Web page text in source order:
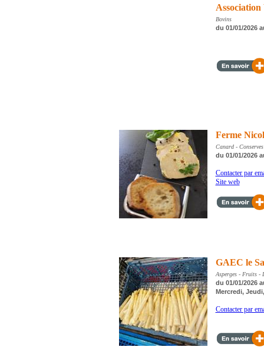
Bovins
du 01/01/2026
Ferme
Canard -
du 01/01/2026
Contacter par
Site web
GAEC le
Asperges - Fruits -
du 01/01/2026
Mercredi,
Contacter par